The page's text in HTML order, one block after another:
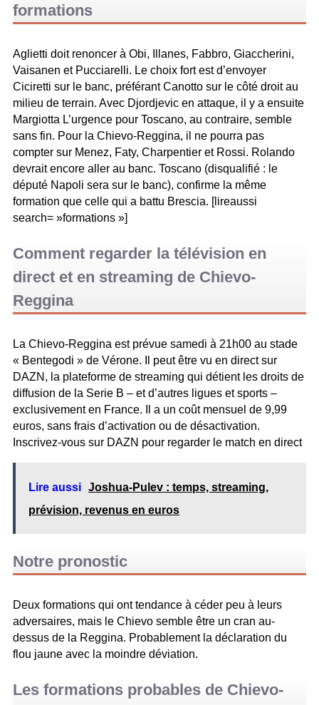
formations
Aglietti doit renoncer à Obi, Illanes, Fabbro, Giaccherini,
Vaisanen et Pucciarelli. Le choix fort est d’envoyer
Ciciretti sur le banc, préférant Canotto sur le côté droit au
milieu de terrain. Avec Djordjevic en attaque, il y a ensuite
Margiotta L’urgence pour Toscano, au contraire, semble
sans fin. Pour la Chievo-Reggina, il ne pourra pas
compter sur Menez, Faty, Charpentier et Rossi. Rolando
devrait encore aller au banc. Toscano (disqualifié : le
député Napoli sera sur le banc), confirme la même
formation que celle qui a battu Brescia. [lireaussi
search= »formations »]
Comment regarder la télévision en
direct et en streaming de Chievo-
Reggina
La Chievo-Reggina est prévue samedi à 21h00 au stade
« Bentegodi » de Vérone. Il peut être vu en direct sur
DAZN, la plateforme de streaming qui détient les droits de
diffusion de la Serie B – et d’autres ligues et sports –
exclusivement en France. Il a un coût mensuel de 9,99
euros, sans frais d’activation ou de désactivation.
Inscrivez-vous sur DAZN pour regarder le match en direct
Lire aussi Joshua-Pulev : temps, streaming,
prévision, revenus en euros
Notre pronostic
Deux formations qui ont tendance à céder peu à leurs
adversaires, mais le Chievo semble être un cran au-
dessus de la Reggina. Probablement la déclaration du
flou jaune avec la moindre déviation.
Les formations probables de Chievo-